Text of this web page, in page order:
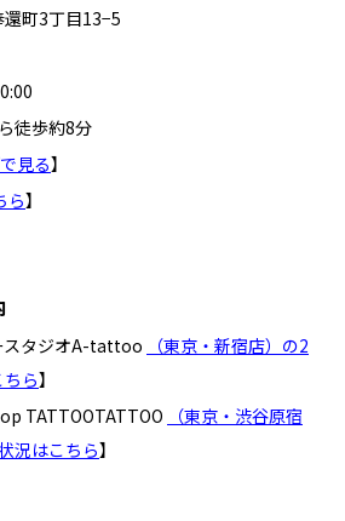
町3丁目13−5
徒歩約8分
見る】
ら】
スタジオA-tattoo
（東京・新宿店）の2
ら】
TATTOOTATTOO
（東京・渋谷原宿
況はこちら】